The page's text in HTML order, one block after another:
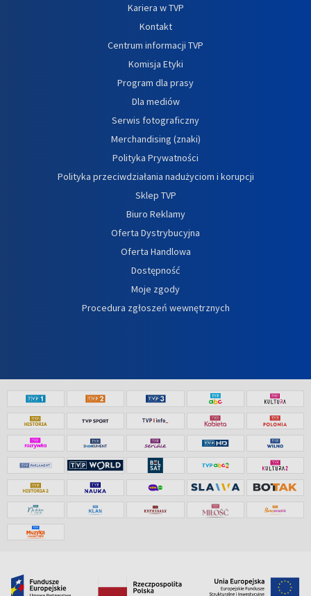
Kariera w TVP
Kontakt
Centrum informacji TVP
Komisja Etyki
Program dla prasy
Dla mediów
Serwis fotograficzny
Merchandising (znaki)
Polityka Prywatności
Polityka przeciwdziałania nadużyciom i korupcji
Sklep TVP
Biuro Reklamy
Oferta Dystrybucyjna
Oferta Handlowa
Dostępność
Moje zgody
Procedura zgłoszeń wewnętrznych